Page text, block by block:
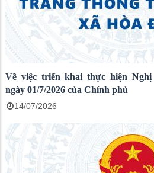
Về việc triển khai thực hiện Nghị
ngày 01/7/2026 của Chính phủ
14/07/2026